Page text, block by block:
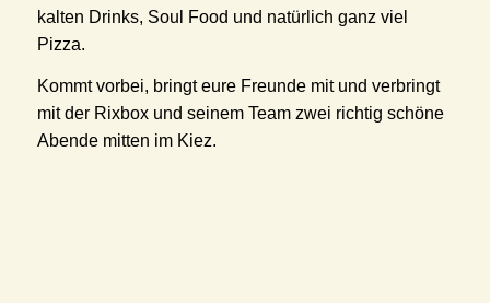
kalten Drinks, Soul Food und natürlich ganz viel
Pizza.
Kommt vorbei, bringt eure Freunde mit und verbringt
mit der Rixbox und seinem Team zwei richtig schöne
Abende mitten im Kiez.